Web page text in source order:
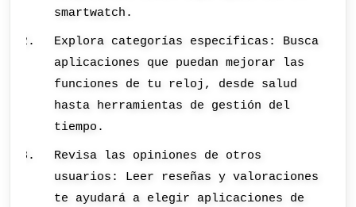
smartwatch.
Explora categorías específicas: Busca
aplicaciones que puedan mejorar las
funciones de tu reloj, desde salud
hasta herramientas de gestión del
tiempo.
Revisa las opiniones de otros
usuarios: Leer reseñas y valoraciones
te ayudará a elegir aplicaciones de